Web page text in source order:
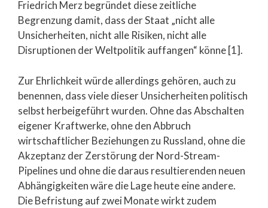
Friedrich Merz begründet diese zeitliche
Begrenzung damit, dass der Staat „nicht alle
Unsicherheiten, nicht alle Risiken, nicht alle
Disruptionen der Weltpolitik auffangen“ könne [1].
Zur Ehrlichkeit würde allerdings gehören, auch zu
benennen, dass viele dieser Unsicherheiten politisch
selbst herbeigeführt wurden. Ohne das Abschalten
eigener Kraftwerke, ohne den Abbruch
wirtschaftlicher Beziehungen zu Russland, ohne die
Akzeptanz der Zerstörung der Nord-Stream-
Pipelines und ohne die daraus resultierenden neuen
Abhängigkeiten wäre die Lage heute eine andere.
Die Befristung auf zwei Monate wirkt zudem